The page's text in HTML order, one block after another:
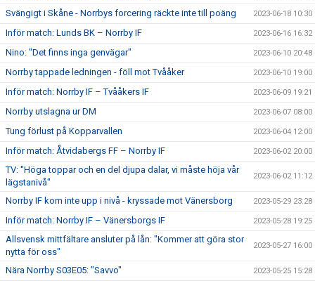
Svängigt i Skåne - Norrbys forcering räckte inte till poäng 2023-06-18 10:30
Inför match: Lunds BK – Norrby IF 2023-06-16 16:32
Nino: "Det finns inga genvägar" 2023-06-10 20:48
Norrby tappade ledningen - föll mot Tvååker 2023-06-10 19:00
Inför match: Norrby IF – Tvååkers IF 2023-06-09 19:21
Norrby utslagna ur DM 2023-06-07 08:00
Tung förlust på Kopparvallen 2023-06-04 12:00
Inför match: Åtvidabergs FF – Norrby IF 2023-06-02 20:00
TV: "Höga toppar och en del djupa dalar, vi måste höja vår
lägstanivå"
2023-06-02 11:12
Norrby IF kom inte upp i nivå - kryssade mot Vänersborg 2023-05-29 23:28
Inför match: Norrby IF – Vänersborgs IF 2023-05-28 19:25
Allsvensk mittfältare ansluter på lån: "Kommer att göra stor
nytta för oss"
2023-05-27 16:00
Nära Norrby S03E05: "Savvo" 2023-05-25 15:28